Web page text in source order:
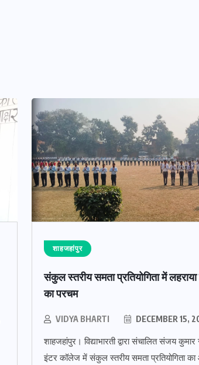
शाहजहांपुर
संकुल स्तरीय समता प्रतियोगिता में लहराया
का परचम
VIDYA BHARTI DECEMBER 15,
शाहजहांपुर। विद्याभारती द्वारा संचालित संजय कुमार
इंटर कॉलेज में संकुल स्तरीय समता प्रतियोगिता
एटा विद्या भारती ब्रज